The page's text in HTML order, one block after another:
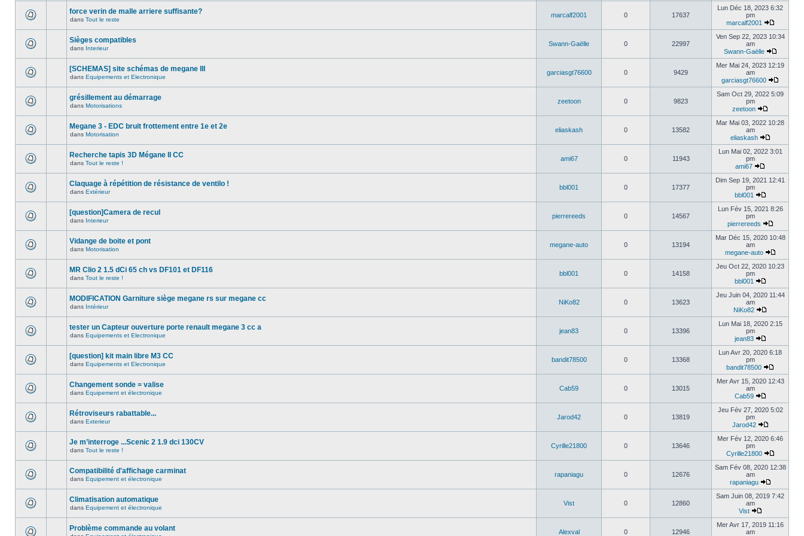
force verin de malle arriere suffisante?
dans Tout le reste
marcalf2001 0 17637
Lun Déc 18, 2023 6:32
pm
marcalf2001
Sièges compatibles
dans Interieur
Swann-Gaëlle 0 22997
Ven Sep 22, 2023 10:34
am
Swann-Gaëlle
[SCHEMAS] site schémas de megane III
dans Equipements et Electronique
garciasgt76600 0 9429
Mer Mai 24, 2023 12:19
am
garciasgt76600
grésillement au démarrage
dans Motorisations
zeetoon 0 9823
Sam Oct 29, 2022 5:09
pm
zeetoon
Megane 3 - EDC bruit frottement entre 1e et 2e
dans Motorisation
eliaskash 0 13582
Mar Mai 03, 2022 10:28
am
eliaskash
Recherche tapis 3D Mégane II CC
dans Tout le reste !
ami67 0 11943
Lun Mai 02, 2022 3:01
pm
ami67
Claquage à répétition de résistance de ventilo !
dans Extérieur
bbl001 0 17377
Dim Sep 19, 2021 12:41
pm
bbl001
[question]Camera de recul
dans Interieur
pierrereeds 0 14567
Lun Fév 15, 2021 8:26
pm
pierrereeds
Vidange de boite et pont
dans Motorisation
megane-auto 0 13194
Mar Déc 15, 2020 10:48
am
megane-auto
MR Clio 2 1.5 dCi 65 ch vs DF101 et DF116
dans Tout le reste !
bbl001 0 14158
Jeu Oct 22, 2020 10:23
pm
bbl001
MODIFICATION Garniture siège megane rs sur megane cc
dans Intérieur
NiKo82 0 13623
Jeu Juin 04, 2020 11:44
am
NiKo82
tester un Capteur ouverture porte renault megane 3 cc a
dans Equipements et Electronique
jean83 0 13396
Lun Mai 18, 2020 2:15
pm
jean83
[question] kit main libre M3 CC
dans Equipements et Electronique
bandit78500 0 13368
Lun Avr 20, 2020 6:18
pm
bandit78500
Changement sonde = valise
dans Equipement et électronique
Cab59 0 13015
Mer Avr 15, 2020 12:43
am
Cab59
Rétroviseurs rabattable...
dans Exterieur
Jarod42 0 13819
Jeu Fév 27, 2020 5:02
pm
Jarod42
Je m’interroge ...Scenic 2 1.9 dci 130CV
dans Tout le reste !
Cyrille21800 0 13646
Mer Fév 12, 2020 6:46
pm
Cyrille21800
Compatibilité d'affichage carminat
dans Equipement et électronique
rapaniagu 0 12676
Sam Fév 08, 2020 12:38
am
rapaniagu
Climatisation automatique
dans Equipement et électronique
Vist 0 12860
Sam Juin 08, 2019 7:42
am
Vist
Problème commande au volant Alexval 0 12946
Mer Avr 17, 2019 11:16
am